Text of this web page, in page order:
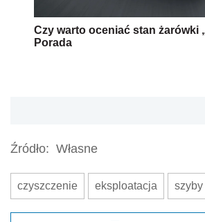
Czy warto oceniać stan żarówki
Porada
Źródło: Własne
czyszczenie eksploatacja szyby